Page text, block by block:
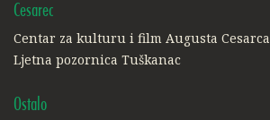
Cesarec
Centar za kulturu i film Augusta Cesarca
Ljetna pozornica Tuškanac
Ostalo